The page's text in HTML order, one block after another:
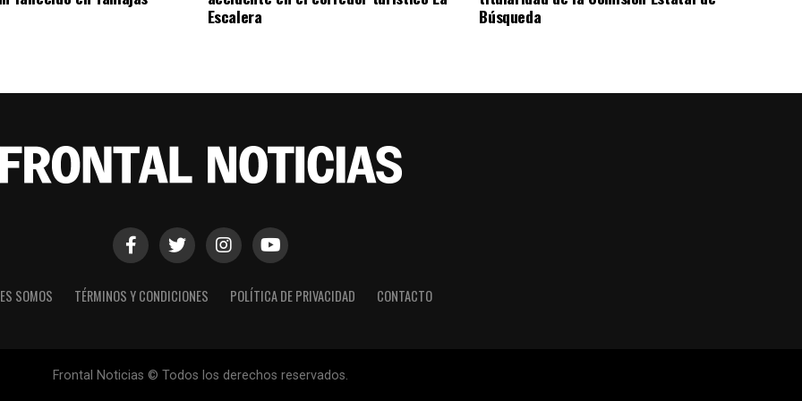
Escalera
Búsqueda
SOMOS TÉRMINOS Y CONDICIONES POLÍTICA DE PRIVACIDAD CONTACTO
Frontal Noticias © Todos los derechos reservados.